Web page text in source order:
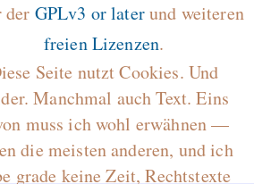
der GPLv3 or laterund weiteren
freien Lizenzen.
Seite nutzt Cookies. Und
Manchmal auch Text. Eins
muss ich wohl erwähnen —
die meisten anderen, und ich
grade keine Zeit, Rechtstexte
Nebelfest -
Rissen
Curb impacts
programming to
EU sovereignty
Es gibt Fakten